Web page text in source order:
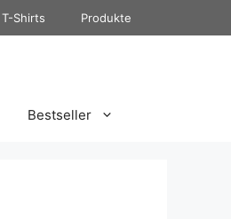
T-Shirts Produkte
Bestseller